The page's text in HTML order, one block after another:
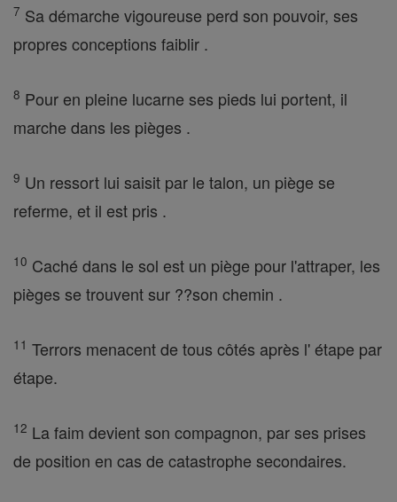
7 Sa démarche vigoureuse perd son pouvoir, ses
propres conceptions faiblir .
8 Pour en pleine lucarne ses pieds lui portent, il
marche dans les pièges .
9 Un ressort lui saisit par le talon, un piège se
referme, et il est pris .
10 Caché dans le sol est un piège pour l'attraper, les
pièges se trouvent sur ??son chemin .
11 Terrors menacent de tous côtés après l' étape par
étape.
12 La faim devient son compagnon, par ses prises
de position en cas de catastrophe secondaires.